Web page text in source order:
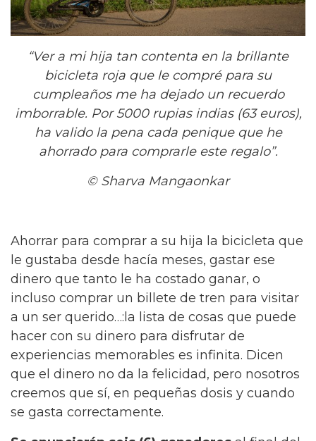
“Ver a mi hija tan contenta en la brillante
bicicleta roja que le compré para su
cumpleaños me ha dejado un recuerdo
imborrable. Por 5000 rupias indias (63 euros),
ha valido la pena cada penique que he
ahorrado para comprarle este regalo”.
© Sharva Mangaonkar
Ahorrar para comprar a su hija la bicicleta que
le gustaba desde hacía meses, gastar ese
dinero que tanto le ha costado ganar, o
incluso comprar un billete de tren para visitar
a un ser querido…:la lista de cosas que puede
hacer con su dinero para disfrutar de
experiencias memorables es infinita. Dicen
que el dinero no da la felicidad, pero nosotros
creemos que sí, en pequeñas dosis y cuando
se gasta correctamente.